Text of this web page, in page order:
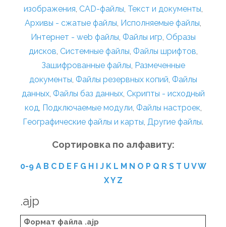
изображения, CAD-файлы, Текст и документы,
Архивы - сжатые файлы, Исполняемые файлы,
Интернет - web файлы, Файлы игр, Образы
дисков, Системные файлы, Файлы шрифтов,
Зашифрованные файлы, Размеченные
документы, Файлы резервных копий, Файлы
данных, Файлы баз данных, Скрипты - исходный
код, Подключаемые модули, Файлы настроек,
Географические файлы и карты, Другие файлы.
Сортировка по алфавиту:
0-9 A B C D E F G H I J K L M N O P Q R S T U VW
XY Z
.ajp
Формат файла .ajp